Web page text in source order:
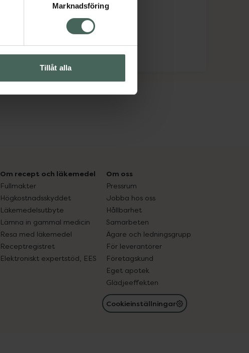
Marknadsföring
Tillåt alla
Om recept och läkemedel
Fullmakter
Högkostnadsskyddet
Läkemedelsutbyte
Lämna in gammal medicin
Resa med läkemedel
Receptregistret
Elektroniskt expertstöd, EES
Om oss
Pressrum
Jobba hos oss
Hållbarhet
Samarbeten
Ägare och ledningsgrupp
För leverantörer
Företagskund
Eget apotek
Glädjeeffekten
Cookieinställningar